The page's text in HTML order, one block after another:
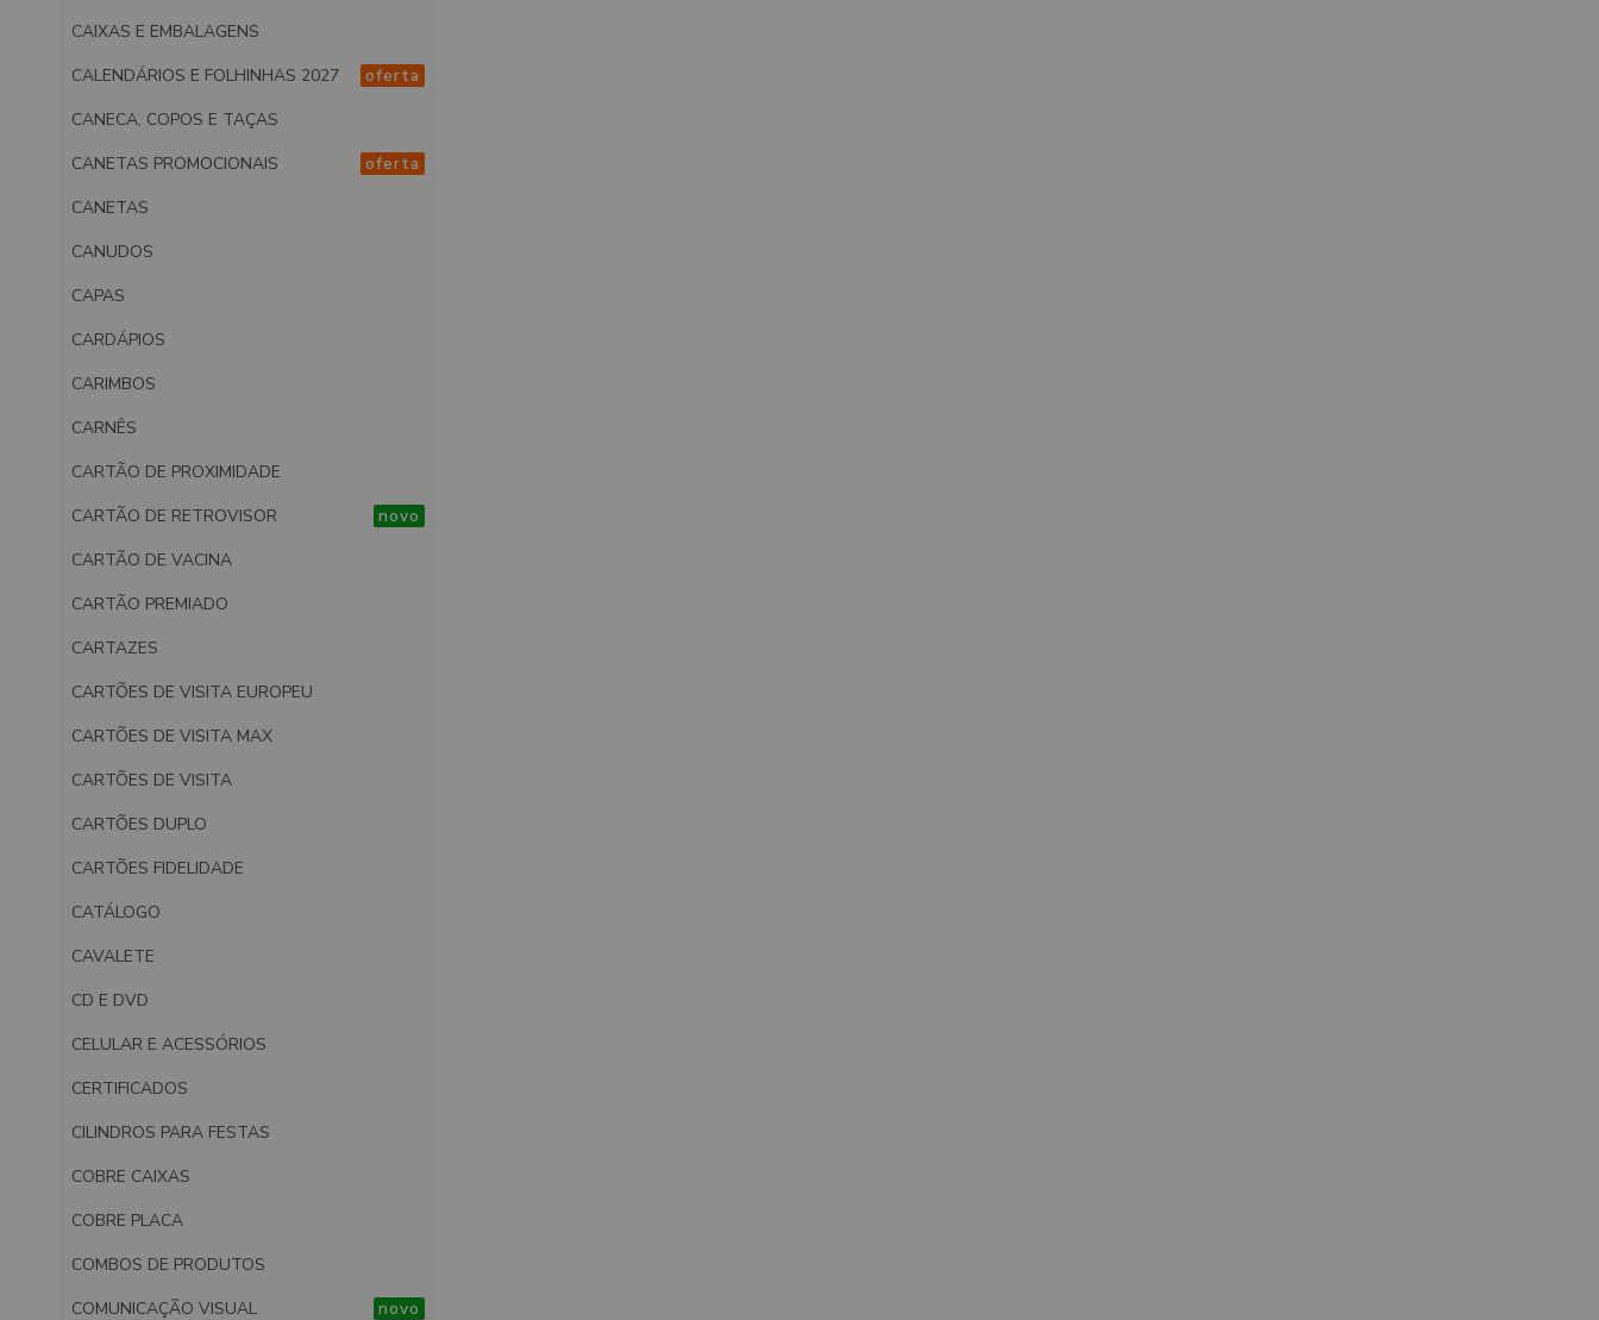
CAIXAS E EMBALAGENS
CALENDÁRIOS E FOLHINHAS 2027
oferta
CANECA, COPOS E TAÇAS
CANETAS PROMOCIONAIS
oferta
CANETAS
CANUDOS
CAPAS
CARDÁPIOS
CARIMBOS
CARNÊS
CARTÃO DE PROXIMIDADE
CARTÃO DE RETROVISOR
novo
CARTÃO DE VACINA
CARTÃO PREMIADO
CARTAZES
CARTÕES DE VISITA EUROPEU
CARTÕES DE VISITA MAX
CARTÕES DE VISITA
CARTÕES DUPLO
CARTÕES FIDELIDADE
CATÁLOGO
CAVALETE
CD E DVD
CELULAR E ACESSÓRIOS
CERTIFICADOS
CILINDROS PARA FESTAS
COBRE CAIXAS
COBRE PLACA
COMBOS DE PRODUTOS
COMUNICAÇÃO VISUAL
novo